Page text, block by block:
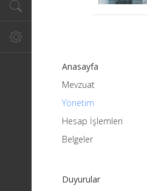
Anasayfa
Mevzuat
Yönetim
Hesap İşlemleri
Belgeler
Duyurular